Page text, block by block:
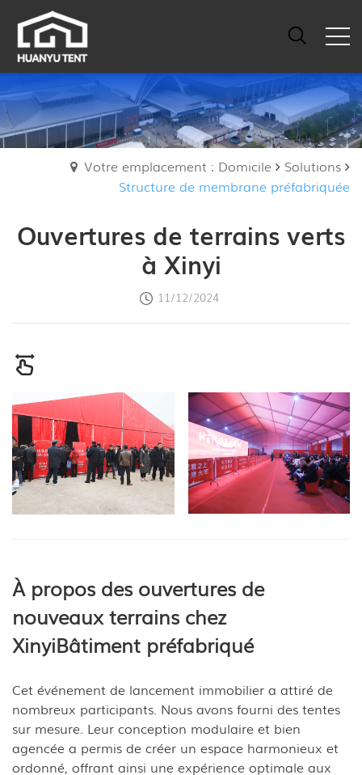
Votre emplacement : Domicile
Solutions
Structure de membrane préfabriquée
Ouvertures de terrains verts
à Xinyi
11/12/2024
À propos des ouvertures de
nouveaux terrains chez
XinyiBâtiment préfabriqué
Cet événement de lancement immobilier a attiré de
nombreux participants. Nous avons fourni des tentes
sur mesure. Leur conception modulaire et bien
agencée a permis de créer un espace harmonieux et
ordonné, offrant ainsi une expérience optimale aux